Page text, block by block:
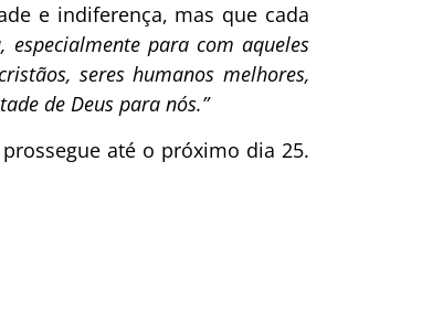
e indiferença, mas que cada
para com aqueles
seres humanos melhores,
de Deus para nós.”
até o próximo dia 25.